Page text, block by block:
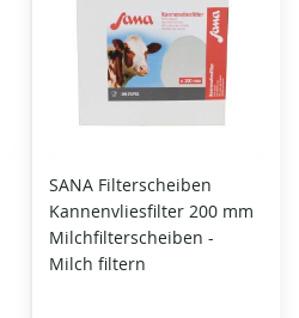
SANA Filterscheiben
Kannenvliesfilter 200 mm
Milchfilterscheiben -
Milch filtern